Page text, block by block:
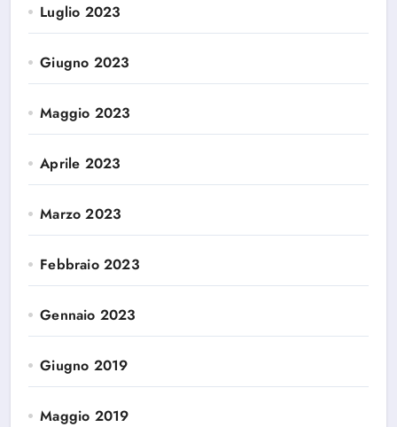
Luglio 2023
Giugno 2023
Maggio 2023
Aprile 2023
Marzo 2023
Febbraio 2023
Gennaio 2023
Giugno 2019
Maggio 2019